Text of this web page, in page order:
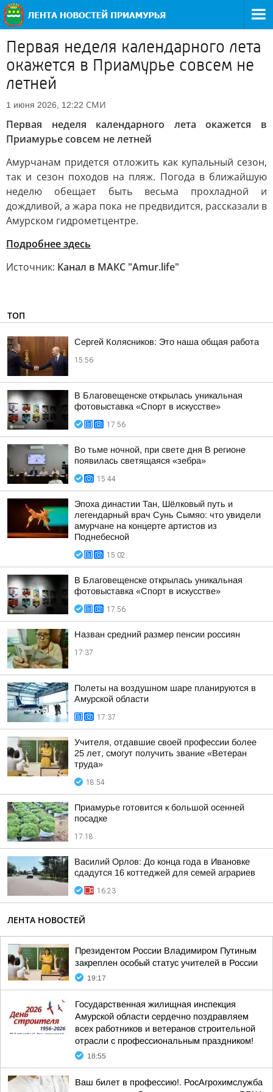
Первая неделя календарного лета
окажется в Приамурье совсем не
летней
1 июня 2026, 12:22 СМИ
Первая неделя календарного лета окажется в
Приамурье совсем не летней
Амурчанам придется отложить как купальный сезон,
так и сезон походов на пляж. Погода в ближайшую
неделю обещает быть весьма прохладной и
дождливой, а жара пока не предвидится, рассказали в
Амурском гидрометцентре.
Подробнее здесь
Источник: Канал в МАКС "Аmur.life"
ТОП
Сергей Колясников: Это наша общая работа
15:56
В Благовещенске открылась уникальная
фотовыставка «Спорт в искусстве»
17:56
Во тьме ночной, при свете дня В регионе
появилась светящаяся «зебра»
15:44
Эпоха династии Тан, Шёлковый путь и
легендарный врач Сунь Сымяо: что увидели
амурчане на концерте артистов из
Поднебесной
15:02
В Благовещенске открылась уникальная
фотовыставка «Спорт в искусстве»
17:56
Назван средний размер пенсии россиян
17:37
Полеты на воздушном шаре планируются в
Амурской области
17:37
Учителя, отдавшие своей профессии более
25 лет, смогут получить звание «Ветеран
труда»
18:54
Приамурье готовится к большой осенней
посадке
17:18
Василий Орлов: До конца года в Ивановке
сдадутся 16 коттеджей для семей аграриев
16:23
ЛЕНТА НОВОСТЕЙ
Президентом России Владимиром Путиным
закреплен особый статус учителей в России
19:17
Государственная жилищная инспекция
Амурской области сердечно поздравляем
всех работников и ветеранов строительной
отрасли с профессиональным праздником!
18:55
Ваш билет в профессию!. РосАгрохимслужба